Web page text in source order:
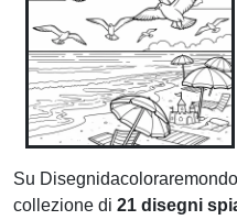
Su
collezione di 21 disegni